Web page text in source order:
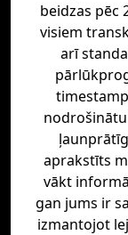
beidzas pēc
visiem
arī
aprakstīts
vākt
gan jums ir
izmantojot